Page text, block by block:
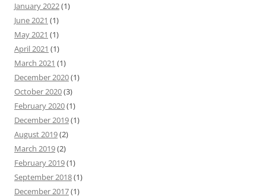
January 2022(1)
June 2021 (1)
May 2021 (1)
April 2021 (1)
March 2021 (1)
December 2020(1)
October 2020(3)
February 2020(1)
December 2019(1)
August 2019(2)
March 2019(2)
February 2019(1)
September 2018(1)
December 2017(1)